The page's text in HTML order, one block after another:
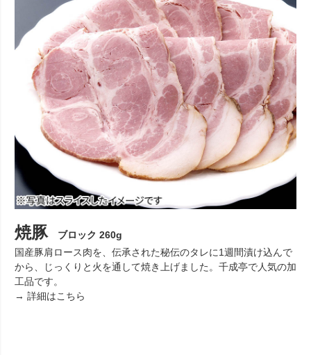
焼豚ブロック 260g
国産豚肩ロース肉を、伝承された秘伝のタレに1週間漬け込んで
から、じっくりと火を通して焼き上げました。千成亭で人気の加
工品です。
→ 詳細はこちら